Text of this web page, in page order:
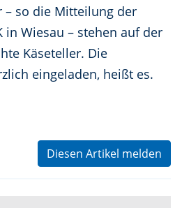
– so die Mitteilung der
in Wiesau – stehen auf der
Käseteller. Die
eingeladen, heißt es.
Diesen Artikel melden